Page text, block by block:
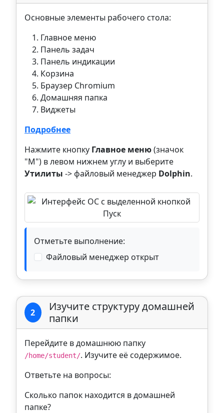
Основные элементы рабочего стола:
Главное меню
Панель задач
Панель индикации
Корзина
Браузер Chromium
Домашняя папка
Виджеты
Подробнее
Нажмите кнопку Главное меню(значок
"М") в левом нижнем углу и выберите
Утилиты -> файловый менеджер Dolphin.
Отметьте выполнение:
Файловый менеджер открыт
2
Изучите структуру домашней
папки
Перейдите в домашнюю папку
/home/student/. Изучите её содержимое.
Ответьте на вопросы:
Сколько папок находится в домашней
папке?